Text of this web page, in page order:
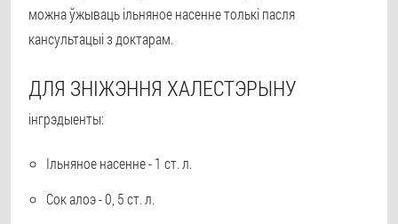
можна ўжываць ільняное насенне толькі пасля
кансультацыі з доктарам.
ДЛЯ ЗНІЖЭННЯ ХАЛЕСТЭРЫНУ
інгрэдыенты:
Ільняное насенне - 1 ст. л.
Сок алоэ - 0, 5 ст. л.